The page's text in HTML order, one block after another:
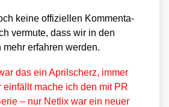
kei­ne offi­zi­el­len Kom­men­ta­
ver­mu­te, dass wir in den
mehr erfah­ren wer­den.
das ein April­scherz, immer
ein­fällt mache ich den mit PR
– nur Net­lix war ein neu­er